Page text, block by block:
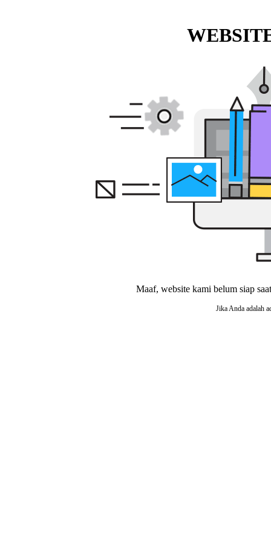
Maaf, website kami belum siap
Jika Anda adalah